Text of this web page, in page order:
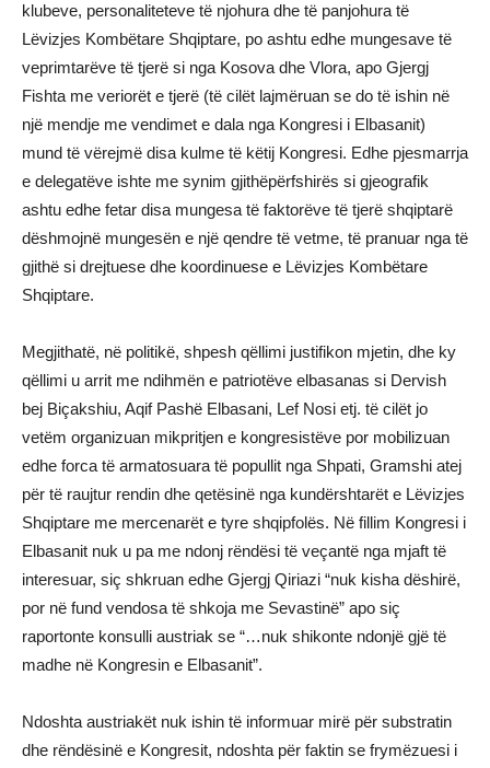
klubeve, personaliteteve të njohura dhe të panjohura të
Lëvizjes Kombëtare Shqiptare, po ashtu edhe mungesave të
veprimtarëve të tjerë si nga Kosova dhe Vlora, apo Gjergj
Fishta me veriorët e tjerë (të cilët lajmëruan se do të ishin në
një mendje me vendimet e dala nga Kongresi i Elbasanit)
mund të vërejmë disa kulme të këtij Kongresi. Edhe pjesmarrja
e delegatëve ishte me synim gjithëpërfshirës si gjeografik
ashtu edhe fetar disa mungesa të faktorëve të tjerë shqiptarë
dëshmojnë mungesën e një qendre të vetme, të pranuar nga të
gjithë si drejtuese dhe koordinuese e Lëvizjes Kombëtare
Shqiptare.
Megjithatë, në politikë, shpesh qëllimi justifikon mjetin, dhe ky
qëllimi u arrit me ndihmën e patriotëve elbasanas si Dervish
bej Biçakshiu, Aqif Pashë Elbasani, Lef Nosi etj. të cilët jo
vetëm organizuan mikpritjen e kongresistëve por mobilizuan
edhe forca të armatosuara të popullit nga Shpati, Gramshi atej
për të raujtur rendin dhe qetësinë nga kundërshtarët e Lëvizjes
Shqiptare me mercenarët e tyre shqipfolës. Në fillim Kongresi i
Elbasanit nuk u pa me ndonj rëndësi të veçantë nga mjaft të
interesuar, siç shkruan edhe Gjergj Qiriazi “nuk kisha dëshirë,
por në fund vendosa të shkoja me Sevastinë” apo siç
raportonte konsulli austriak se “…nuk shikonte ndonjë gjë të
madhe në Kongresin e Elbasanit”.
Ndoshta austriakët nuk ishin të informuar mirë për substratin
dhe rëndësinë e Kongresit, ndoshta për faktin se frymëzuesi i